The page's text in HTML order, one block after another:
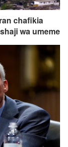
chafikia
wa umeme